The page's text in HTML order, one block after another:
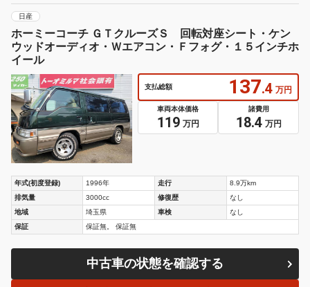
日産
ホーミーコーチ ＧＴクルーズＳ 回転対座シート・ケン
ウッドオーディオ・Ｗエアコン・Ｆフォグ・１５インチホ
イール
支払総額 137.4 万円
車両本体価格
119 万円
諸費用
18.4 万円
年式(初度登録) 1996年 走行
8.9万km
排気量
3000cc 修復歴
なし
地域
埼玉県 車検
なし
保証
保証無。 保証無
中古車の状態を確認する